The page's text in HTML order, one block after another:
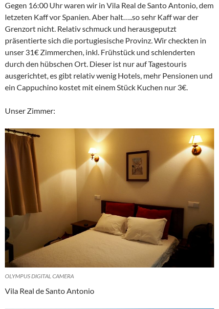
Gegen 16:00 Uhr waren wir in Vila Real de Santo Antonio, dem
letzeten Kaff vor Spanien. Aber halt…..so sehr Kaff war der
Grenzort nicht. Relativ schmuck und herausgeputzt
präsentierte sich die portugiesische Provinz. Wir checkten in
unser 31€ Zimmerchen, inkl. Frühstück und schlenderten
durch den hübschen Ort. Dieser ist nur auf Tagestouris
ausgerichtet, es gibt relativ wenig Hotels, mehr Pensionen und
ein Cappuchino kostet mit einem Stück Kuchen nur 3€.
Unser Zimmer:
OLYMPUS DIGITAL CAMERA
Vila Real de Santo Antonio